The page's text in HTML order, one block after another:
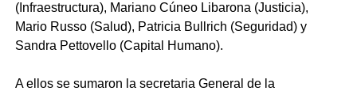
(Infraestructura), Mariano Cúneo Libarona (Justicia),
Mario Russo (Salud), Patricia Bullrich (Seguridad) y
Sandra Pettovello (Capital Humano).
A ellos se sumaron la secretaria General de la